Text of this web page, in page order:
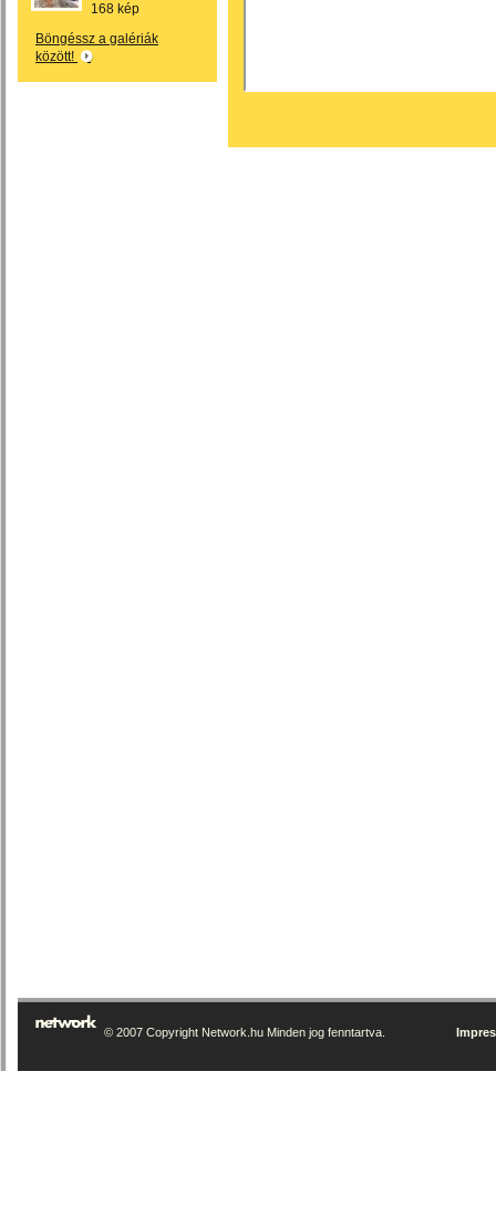
168 kép
Böngéssz a galériák
között!
© 2007 Copyright Network.hu Minden jog fenntartva.